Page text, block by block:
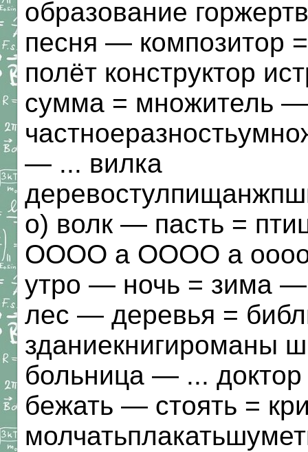
образование
песня — композитор
полёт конструктор
сумма = множитель
— ... вилка
о) волк — пасть =
ОООО а ОООО а оооо
утро — ночь = зима —
лес — деревья =
зданиекнигироманы
больница — ...
бежать — стоять =